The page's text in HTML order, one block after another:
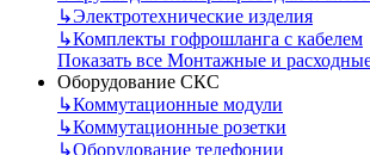
↳Электротехнические изделия
↳Комплекты гофрошланга с кабелем
Показать все Монтажные и
Оборудование СКС
↳Коммутационные модули
↳Коммутационные розетки
↳Оборудование телефонии